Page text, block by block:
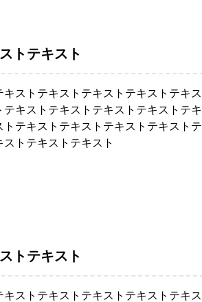
トテキスト
キストテキストテキストテキストテキス
テキストテキストテキストテキストテキ
トテキストテキストテキストテキストテ
トテキストテキスト
トテキスト
キストテキストテキストテキストテキス